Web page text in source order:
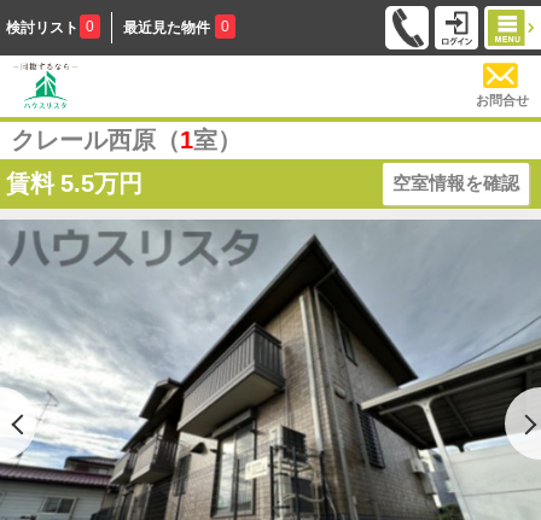
検討リスト 0 最近見た物件 0
お問合せ
クレール西原（1室）
賃料 5.5万円 空室情報を確認